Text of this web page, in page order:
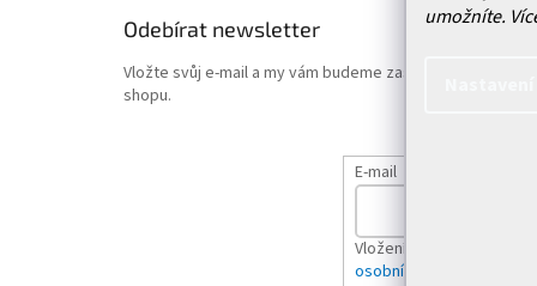
umožníte.
Odebírat newsletter
Vložte svůj e-mail a my vám budeme zasílat informace o
shopu.
E-mail
Vložením e-mailu
osobních údajů